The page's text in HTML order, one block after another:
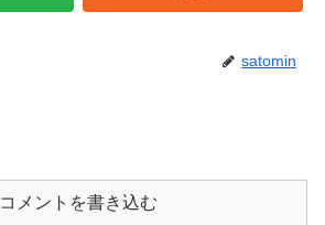
satomin
コメントを書き込む